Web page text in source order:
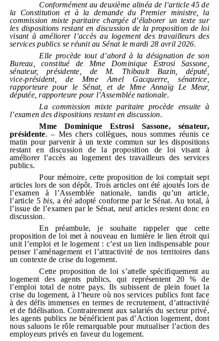
Conformément au deuxième alinéa de l’article 45 de
la Constitution et à la demande du Premier ministre, la
commission mixte paritaire chargée d’élaborer un texte sur
les dispositions restant en discussion de la proposition de loi
visant à améliorer l’accès au logement des travailleurs des
services publics se réunit au Sénat le mardi 28 avril 2026.
Elle procède tout d’abord à la désignation de son
Bureau, constitué de Mme
Dominique Estrosi Sassone
sénateur, présidente, de M.
Thibault Bazin, député,
vice‑président, de Mme Amel Gacquerre, sénatrice,
rapporteure pour le Sénat, et de Mme Annaïg Le Meur,
députée, rapporteure pour l’Assemblée nationale.
La commission mixte paritaire procède ensuite à
l’examen des dispositions restant en discussion.
Mme
Dominique Estrosi Sassone, sénateur,
présidente. – Mes chers collègues, nous sommes réunis ce
matin pour parvenir à un texte commun sur les dispositions
restant en discussion de la proposition de loi visant à
améliorer l’accès au logement des travailleurs des services
publics.
Pour mémoire, cette proposition de loi comptait sept
articles lors de son dépôt. Trois articles ont été ajoutés lors de
l’examen à l’Assemblée nationale, tandis qu’un article,
l’article 5bis, a été adopté conforme par le Sénat. Au total, à
l’issue de l’examen par le Sénat, neuf articles restent donc en
discussion.
En préambule, je souhaite rappeler que cette
proposition de loi met à nouveau en lumière le lien étroit qui
unit l’emploi et le logement : c’est un lien indispensable pour
penser l’aménagement et l’attractivité de nos territoires dans
un contexte de crise du logement.
Cette proposition de loi s’attelle spécifiquement au
logement des agents publics, qui représentent 20 % de
l’emploi total de notre pays. Ils subissent de plein fouet la
crise du logement, à l’heure où nos services publics font face
à des défis immenses en termes de recrutement, d’attractivité
et de fidélisation. Contrairement aux salariés du secteur privé,
les agents publics ne bénéficient pas d’Action logement, dont
nous saluons le rôle remarquable pour mutualiser l’action des
employeurs privés en faveur du logement.